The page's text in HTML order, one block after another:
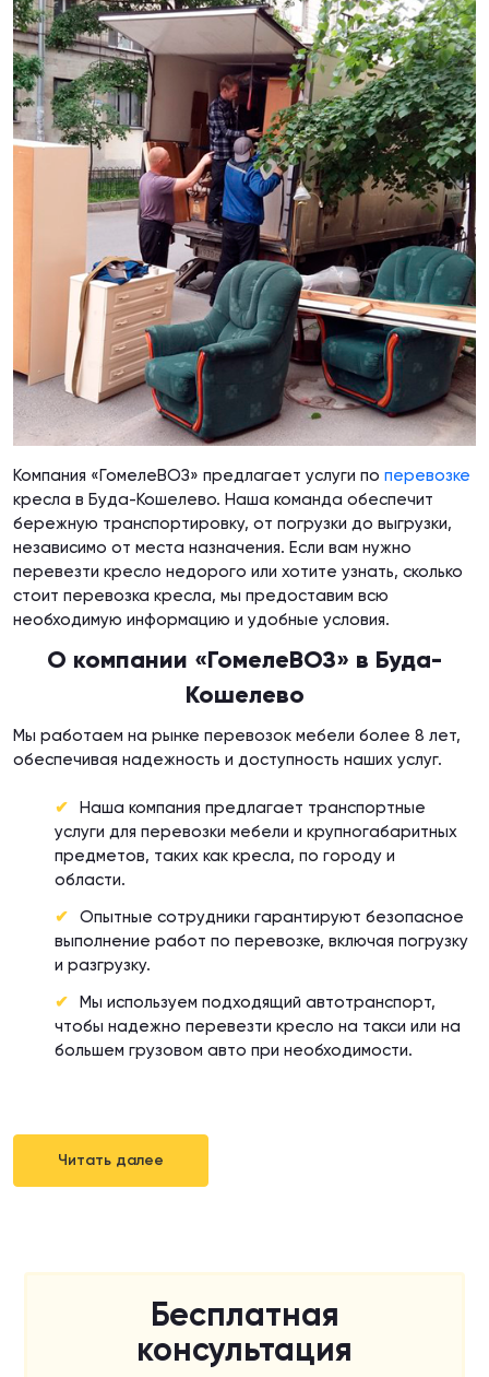
Компания «ГомелеВОЗ» предлагает услуги по перевозке
кресла в Буда-Кошелево. Наша команда обеспечит
бережную транспортировку, от погрузки до выгрузки,
независимо от места назначения. Если вам нужно
перевезти кресло недорого или хотите узнать, сколько
стоит перевозка кресла, мы предоставим всю
необходимую информацию и удобные условия.
О компании «ГомелеВОЗ» в Буда-
Кошелево
Мы работаем на рынке перевозок мебели более 8 лет,
обеспечивая надежность и доступность наших услуг.
Наша компания предлагает транспортные
услуги для перевозки мебели и крупногабаритных
предметов, таких как кресла, по городу и
области.
Опытные сотрудники гарантируют безопасное
выполнение работ по перевозке, включая погрузку
и разгрузку.
Мы используем подходящий автотранспорт,
чтобы надежно перевезти кресло на такси или на
большем грузовом авто при необходимости.
Читать далее
Бесплатная
консультация